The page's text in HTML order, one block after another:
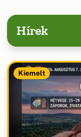
Hírek
Kiemelt